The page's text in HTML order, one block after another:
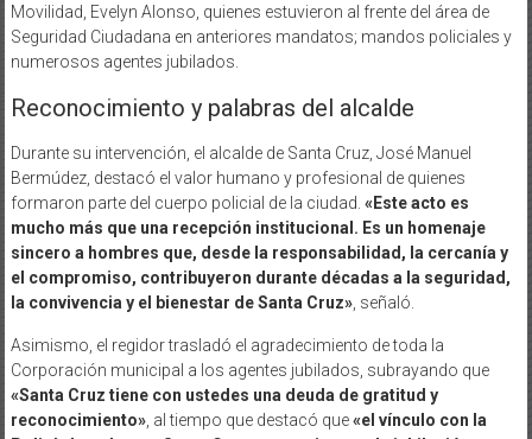
Movilidad, Evelyn Alonso, quienes estuvieron al frente del área de
Seguridad Ciudadana en anteriores mandatos; mandos policiales y
numerosos agentes jubilados.
Reconocimiento y palabras del alcalde
Durante su intervención, el alcalde de Santa Cruz, José Manuel
Bermúdez, destacó el valor humano y profesional de quienes
formaron parte del cuerpo policial de la ciudad. «Este acto es
mucho más que una recepción institucional. Es un homenaje
sincero a hombres que, desde la responsabilidad, la cercanía y
el compromiso, contribuyeron durante décadas a la seguridad,
la convivencia y el bienestar de Santa Cruz», señaló.
Asimismo, el regidor trasladó el agradecimiento de toda la
Corporación municipal a los agentes jubilados, subrayando que
«Santa Cruz tiene con ustedes una deuda de gratitud y
reconocimiento», al tiempo que destacó que«el vínculo con la